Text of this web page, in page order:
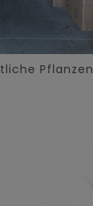
Pflanzen